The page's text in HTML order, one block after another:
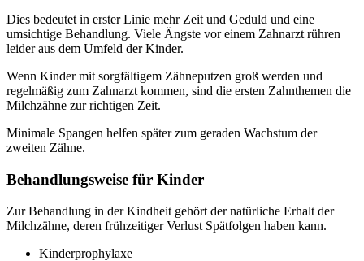
Dies bedeutet in erster Linie mehr Zeit und Geduld und eine
umsichtige Behandlung. Viele Ängste vor einem Zahnarzt rühren
leider aus dem Umfeld der Kinder.
Wenn Kinder mit sorgfältigem Zähneputzen groß werden und
regelmäßig zum Zahnarzt kommen, sind die ersten Zahnthemen die
Milchzähne zur richtigen Zeit.
Minimale Spangen helfen später zum geraden Wachstum der
zweiten Zähne.
Behandlungsweise für Kinder
Zur Behandlung in der Kindheit gehört der natürliche Erhalt der
Milchzähne, deren frühzeitiger Verlust Spätfolgen haben kann.
Kinderprophylaxe